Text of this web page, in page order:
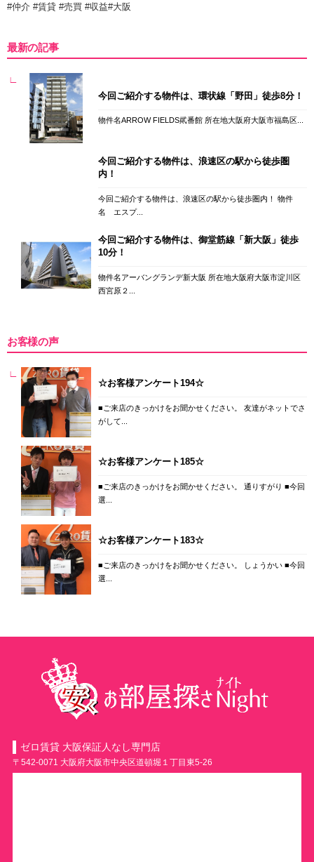
#仲介 #賃貸 #売買 #収益#大阪
最新の記事
今回ご紹介する物件は、環状線「野田」徒歩8分！
物件名ARROW FIELDS貮番館 所在地大阪府大阪市福島区...
今回ご紹介する物件は、浪速区の駅から徒歩圏
内！
今回ご紹介する物件は、浪速区の駅から徒歩圏内！ 物件
名 エスプ...
今回ご紹介する物件は、御堂筋線「新大阪」徒歩
10分！
物件名アーバングランデ新大阪 所在地大阪府大阪市淀川区
西宮原２...
お客様の声
☆お客様アンケート194☆
■ご来店のきっかけをお聞かせください。 友達がネットでさ
がして...
☆お客様アンケート185☆
■ご来店のきっかけをお聞かせください。 通りすがり ■今回
選...
☆お客様アンケート183☆
■ご来店のきっかけをお聞かせください。 しょうかい ■今回
選...
ゼロ賃貸 大阪保証人なし専門店
〒542-0071 大阪府大阪市中央区道頓堀１丁目東5-26